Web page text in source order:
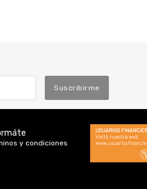
Suscribirme
y condiciones